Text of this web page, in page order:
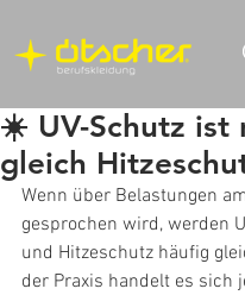
☀️ UV-Schutz ist
gleich
Wenn über Belastungen
gesprochen wird, werden
und Hitzeschutz häufig
der Praxis handelt es sich